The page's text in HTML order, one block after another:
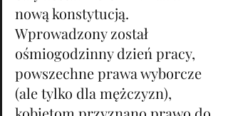
nową konstytucją.
Wprowadzony został
ośmiogodzinny dzień pracy,
powszechne prawa wyborcze
(ale tylko dla mężczyzn),